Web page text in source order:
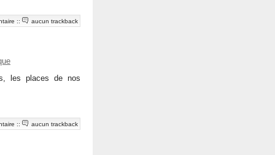
:: aucun trackback
les places de nos
:: aucun trackback